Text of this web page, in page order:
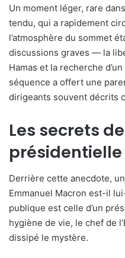
Un moment léger, rare
tendu, qui a rapidement
l’atmosphère du sommet
discussions graves — la
Hamas et la recherche
séquence a offert une
dirigeants souvent décrits
Les secrets
présidentielle
Derrière cette anecdote,
Emmanuel Macron est-il
publique est celle d’un
hygiène de vie, le chef de
dissipé le mystère.